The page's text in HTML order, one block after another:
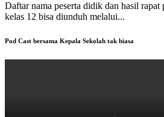
Daftar nama peserta didik dan hasil rapat
kelas 12 bisa diunduh melalui...
Pod Cast bersama Kepala Sekolah tak biasa